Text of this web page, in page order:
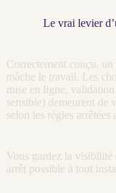
Le vrai levier
Correctement conçu, un
mâche le travail. Les
mise en ligne,
sensible) demeurent de
selon les règles arrêtées
Vous gardez la visibilité
arrêt possible à tout